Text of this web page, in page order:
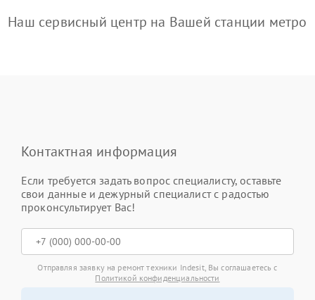
Наш сервисный центр на Вашей станции метро
Контактная информация
Если требуется задать вопрос специалисту, оставьте
свои данные и дежурный специалист с радостью
проконсультирует Вас!
Отправляя заявку на ремонт техники Indesit, Вы соглашаетесь с
Политикой конфиденциальности